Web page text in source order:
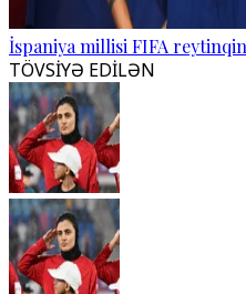
İspaniya millisi FIFA
TÖVSİYƏ EDİLƏN